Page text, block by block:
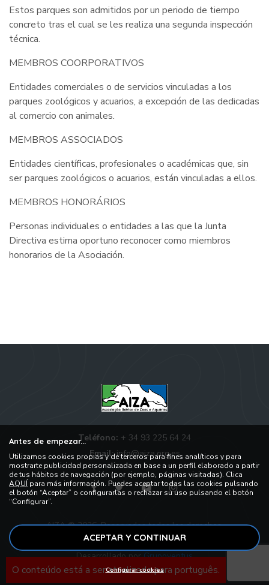
Estos parques son admitidos por un periodo de tiempo
concreto tras el cual se les realiza una segunda inspección
técnica.
MEMBROS COORPORATIVOS
Entidades comerciales o de servicios vinculadas a los
parques zoológicos y acuarios, a excepción de las dedicadas
al comercio con animales.
MEMBROS ASSOCIADOS
Entidades científicas, profesionales o académicas que, sin
ser parques zoológicos o acuarios, están vinculadas a ellos.
MEMBROS HONORÁRIOS
Personas individuales o entidades a las que la Junta
Directiva estima oportuno reconocer como miembros
honorarios de la Asociación.
Teléfono: + 34 93 225 64 24
Email: info@aiza.org.es
AIZA © 2026, Reservados todos los derechos.
Desarrollado porGrupoventus
Antes de empezar...
Utilizamos cookies propias y de terceros para fines analíticos y para
mostrarte publicidad personalizada en base a un perfil elaborado a partir
de tus hábitos de navegación (por ejemplo, páginas visitadas). Clica
AQUÍ para más información. Puedes aceptar todas las cookies pulsando
el botón “Aceptar” o configurarlas o rechazar su uso pulsando el botón
“Configurar”.
ACEPTAR Y CONTINUAR
Configurar cookies
O conteúdo está a ser atualizado para português.